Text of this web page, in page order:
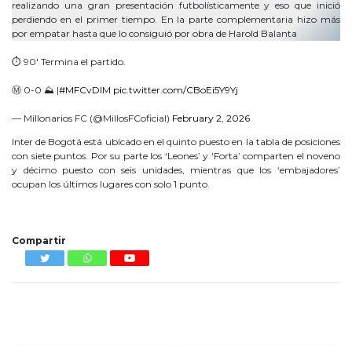
realizando una gran presentación futbolísticamente y eso que inició
perdiendo en el primer tiempo. En la parte complementaria hizo más
por empatar hasta que lo consiguió por obra de Harold Balanta
⏱ 90' Termina el partido.
Ⓜ️ 0-0 ⛰️ |#MFCvDIM pic.twitter.com/CBoEi5Y9Yj
— Millonarios FC (@MillosFCoficial) February 2, 2026
Inter de Bogotá está ubicado en el quinto puesto en la tabla de posiciones
con siete puntos. Por su parte los ‘Leones’ y ‘Forta’ comparten el noveno
y décimo puesto con seis unidades, mientras que los ‘embajadores’
ocupan los últimos lugares con solo 1 punto.
Compartir